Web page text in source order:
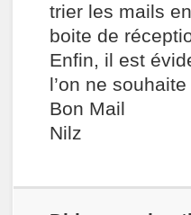
trier les mails
boite de
Enfin, il est
l’on ne
Bon Mail
Nilz